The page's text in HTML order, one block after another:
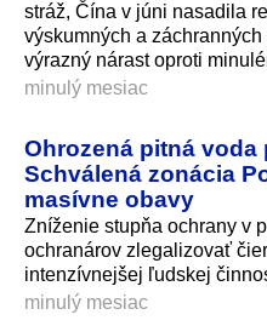
stráž, Čína v júni nasadila
výskumných a
výrazný nárast oproti
minulý mesiac
Ohrozená pitná
Schválená zonácia
masívne obavy
Zníženie stupňa ochrany v
ochranárov zlegalizovať
intenzívnejšej ľudskej
minulý mesiac